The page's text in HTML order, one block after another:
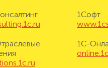
1Софт
1С-